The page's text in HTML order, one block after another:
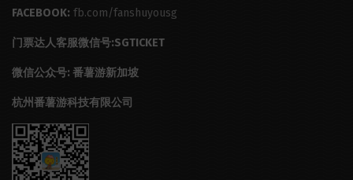
FACEBOOK: fb.com/fanshuyousg
门票达人客服微信号:SGTICKET
微信公众号: 番薯游新加坡
杭州番薯游科技有限公司